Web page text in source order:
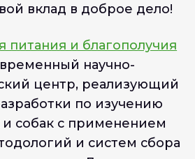
вклад в доброе дело!
питания и благополучия
научно-
центр, реализующий
по изучению
собак с применением
и систем сбора